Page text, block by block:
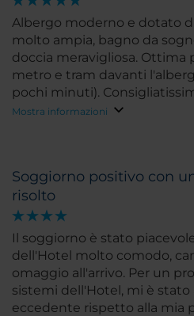
Albergo moderno e dotato
molto ampia, bagno da
doccia meravigliosa. Ottima
metro e tram davanti
pochi minuti).
Mostra informazioni
Soggiorno positivo con
risolto
Il soggiorno è stato
dell'Hotel molto comodo,
omaggio all'arrivo. Per un
sistemi dell'Hotel, mi è
eccedente rispetto alla mia